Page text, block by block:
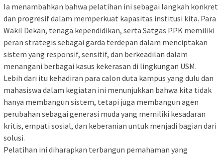
Ia menambahkan bahwa pelatihan ini sebagai langkah konkret
dan progresif dalam memperkuat kapasitas institusi kita. Para
Wakil Dekan, tenaga kependidikan, serta Satgas PPK memiliki
peran strategis sebagai garda terdepan dalam menciptakan
sistem yang responsif, sensitif, dan berkeadilan dalam
menangani berbagai kasus kekerasan di lingkungan USM.
Lebih dari itu kehadiran para calon duta kampus yang dulu dan
mahasiswa dalam kegiatan ini menunjukkan bahwa kita tidak
hanya membangun sistem, tetapi juga membangun agen
perubahan sebagai generasi muda yang memiliki kesadaran
kritis, empati sosial, dan keberanian untuk menjadi bagian dari
solusi.
Pelatihan ini diharapkan terbangun pemahaman yang